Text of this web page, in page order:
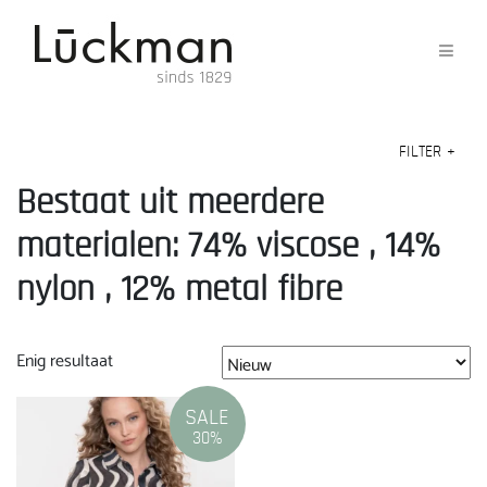
FILTER +
Bestaat uit meerdere
materialen: 74% viscose , 14%
nylon , 12% metal fibre
Enig resultaat
SALE
30%